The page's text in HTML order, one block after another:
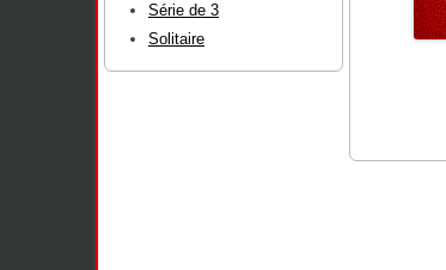
Série de 3
Solitaire